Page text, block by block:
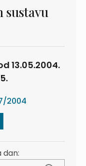
sustavu
13.05.2004.
2004
dan: